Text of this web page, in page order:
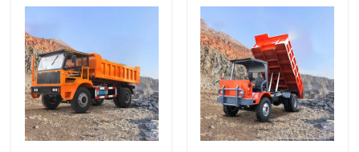
Xe tải khớp nối ngầm
Xe xúc lật bánh xích
Thang kéo bánh xe